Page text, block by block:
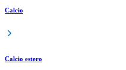
Calcio
Calcio estero